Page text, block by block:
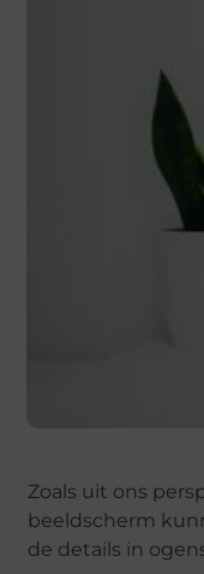
Zoals uit ons
beeldscherm
de details in